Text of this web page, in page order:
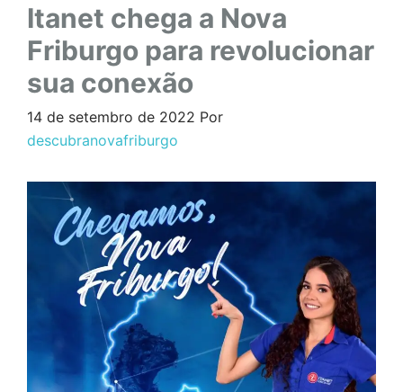
Itanet chega a Nova
Friburgo para revolucionar
sua conexão
14 de setembro de 2022 Por
descubranovafriburgo